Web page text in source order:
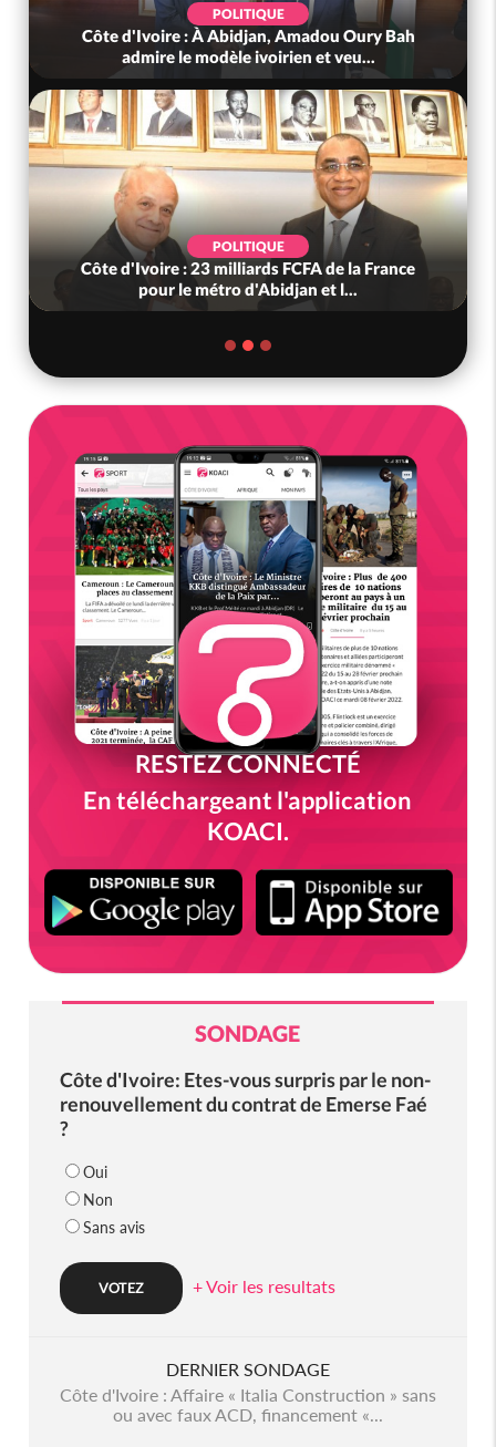
POLITIQUE
Côte d'Ivoire : À Abidjan, Amadou Oury Bah
admire le modèle ivoirien et veu...
POLITIQUE
Côte d'Ivoire : 23 milliards FCFA de la France
pour le métro d'Abidjan et l...
RESTEZ CONNECTÉ
En téléchargeant l'application
KOACI.
SONDAGE
Côte d'Ivoire: Etes-vous surpris par le non-
renouvellement du contrat de Emerse Faé
?
Oui
Non
Sans avis
+ Voir les resultats
DERNIER SONDAGE
Côte d'Ivoire : Affaire « Italia Construction » sans
ou avec faux ACD, financement «...